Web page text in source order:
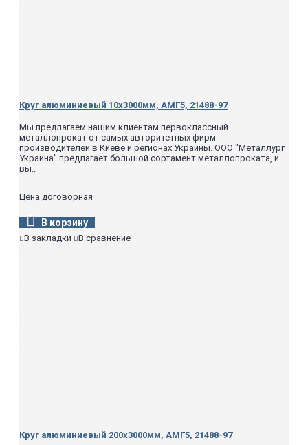
Круг алюминиевый 10х3000мм, АМГ5, 21488-97
Мы предлагаем нашим клиентам первоклассный
металлопрокат от самых авторитетных фирм-
производителей в Киеве и регионах Украины. ООО "Металлург
Украина" предлагает большой сортамент металлопроката, и
вы..
Цена договорная
В корзину
В закладки В сравнение
Круг алюминиевый 200х3000мм, АМГ5, 21488-97